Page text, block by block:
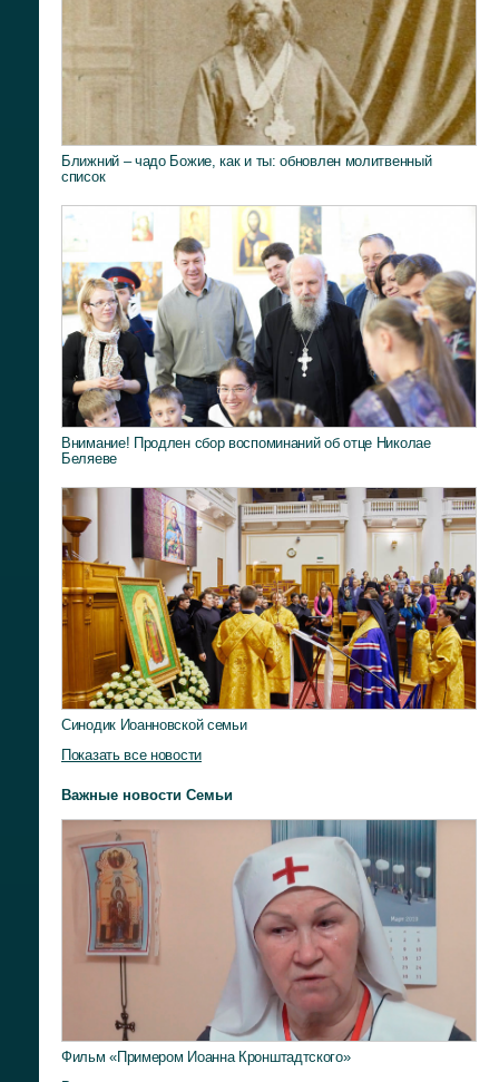
Ближний – чадо Божие, как и ты: обновлен молитвенный
список
Внимание! Продлен сбор воспоминаний об отце Николае
Беляеве
Синодик Иоанновской семьи
Показать все новости
Важные новости Семьи
Фильм «Примером Иоанна Кронштадтского»